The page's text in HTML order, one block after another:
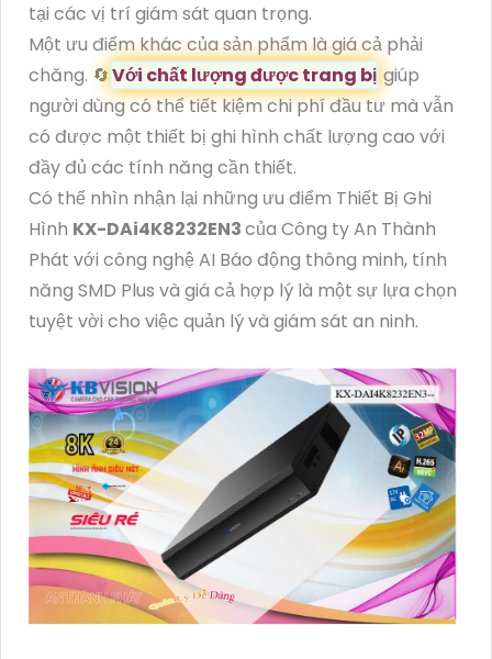
tại các vị trí giám sát quan trọng.
Một ưu điểm khác của sản phẩm là giá cả phải
chăng. 🔄Với chất lượng được trang bị giúp
người dùng có thể tiết kiệm chi phí đầu tư mà vẫn
có được một thiết bị ghi hình chất lượng cao với
đầy đủ các tính năng cần thiết.
Có thể nhìn nhận lại những ưu điểm Thiết Bị Ghi
Hình KX-DAi4K8232EN3của Công ty An Thành
Phát với công nghệ AI Báo động thông minh, tính
năng SMD Plus và giá cả hợp lý là một sự lựa chọn
tuyệt vời cho việc quản lý và giám sát an ninh.